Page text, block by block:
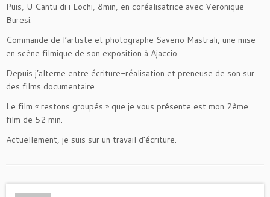
Puis, U Cantu di i Lochi, 8min, en coréalisatrice avec Veronique
Buresi.
Commande de l’artiste et photographe Saverio Mastrali, une mise
en scène filmique de son exposition à Ajaccio.
Depuis j’alterne entre écriture-réalisation et preneuse de son sur
des films documentaire
Le film « restons groupés » que je vous présente est mon 2ème
film de 52 min.
Actuellement, je suis sur un travail d’écriture.